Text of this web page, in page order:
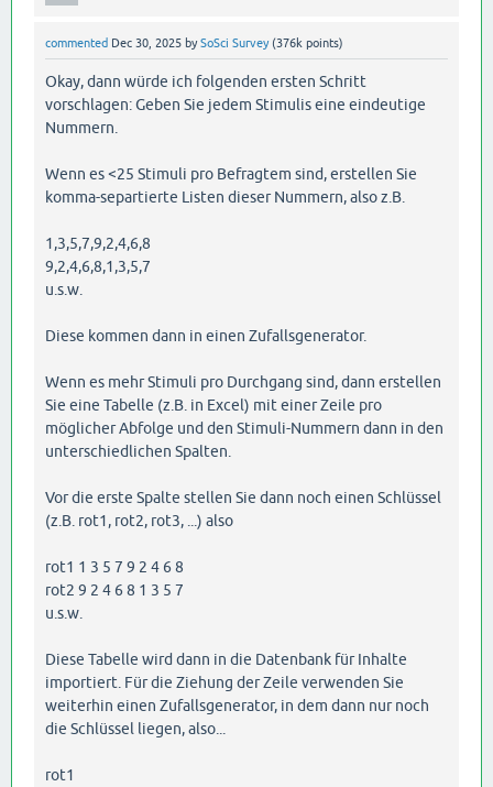
commented Dec 30, 2025 bySoSci Survey (376k points)
Okay, dann würde ich folgenden ersten Schritt
vorschlagen: Geben Sie jedem Stimulis eine eindeutige
Nummern.
Wenn es <25 Stimuli pro Befragtem sind, erstellen Sie
komma-separtierte Listen dieser Nummern, also z.B.
1,3,5,7,9,2,4,6,8
9,2,4,6,8,1,3,5,7
u.s.w.
Diese kommen dann in einen Zufallsgenerator.
Wenn es mehr Stimuli pro Durchgang sind, dann erstellen
Sie eine Tabelle (z.B. in Excel) mit einer Zeile pro
möglicher Abfolge und den Stimuli-Nummern dann in den
unterschiedlichen Spalten.
Vor die erste Spalte stellen Sie dann noch einen Schlüssel
(z.B. rot1, rot2, rot3, ...) also
rot1 1 3 5 7 9 2 4 6 8
rot2 9 2 4 6 8 1 3 5 7
u.s.w.
Diese Tabelle wird dann in die Datenbank für Inhalte
importiert. Für die Ziehung der Zeile verwenden Sie
weiterhin einen Zufallsgenerator, in dem dann nur noch
die Schlüssel liegen, also...
rot1